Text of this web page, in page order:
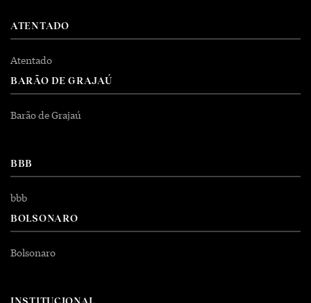
ATENTADO
Atentado
BARÃO DE GRAJAÚ
Barão de Grajaú
BBB
bbb
BOLSONARO
Bolsonaro
INSTITUCIONAL